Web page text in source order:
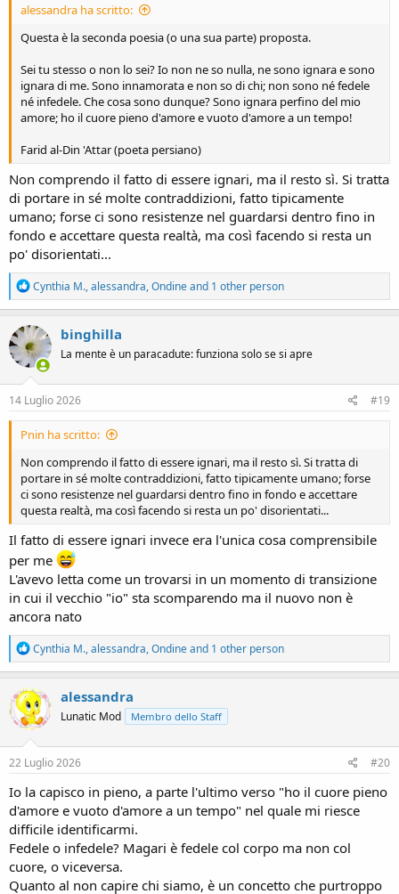
alessandra ha scritto:
Questa è la seconda poesia (o una sua parte) proposta.
Sei tu stesso o non lo sei? Io non ne so nulla, ne sono ignara e sono
ignara di me. Sono innamorata e non so di chi; non sono né fedele
né infedele. Che cosa sono dunque? Sono ignara perfino del mio
amore; ho il cuore pieno d'amore e vuoto d'amore a un tempo!
Farid al-Din 'Attar (poeta persiano)
Non comprendo il fatto di essere ignari, ma il resto sì. Si tratta
di portare in sé molte contraddizioni, fatto tipicamente
umano; forse ci sono resistenze nel guardarsi dentro fino in
fondo e accettare questa realtà, ma così facendo si resta un
po' disorientati...
R
e
a
c
t
i
o
n
s
Cynthia M.,alessandra,Ondineand 1 other person
binghilla
La mente è un paracadute: funziona solo se si apre
14 Luglio 2026 #19
Pnin ha scritto:
Non comprendo il fatto di essere ignari, ma il resto sì. Si tratta di
portare in sé molte contraddizioni, fatto tipicamente umano; forse
ci sono resistenze nel guardarsi dentro fino in fondo e accettare
questa realtà, ma così facendo si resta un po' disorientati...
Il fatto di essere ignari invece era l'unica cosa comprensibile
per me
L'avevo letta come un trovarsi in un momento di transizione
in cui il vecchio "io" sta scomparendo ma il nuovo non è
ancora nato
R
e
a
c
t
i
o
n
s
Cynthia M.,alessandra,Ondineand 1 other person
alessandra
Lunatic Mod Membro dello Staff
22 Luglio 2026 #20
Io la capisco in pieno, a parte l'ultimo verso "ho il cuore pieno
d'amore e vuoto d'amore a un tempo" nel quale mi riesce
difficile identificarmi.
Fedele o infedele? Magari è fedele col corpo ma non col
cuore, o viceversa.
Quanto al non capire chi siamo, è un concetto che purtroppo